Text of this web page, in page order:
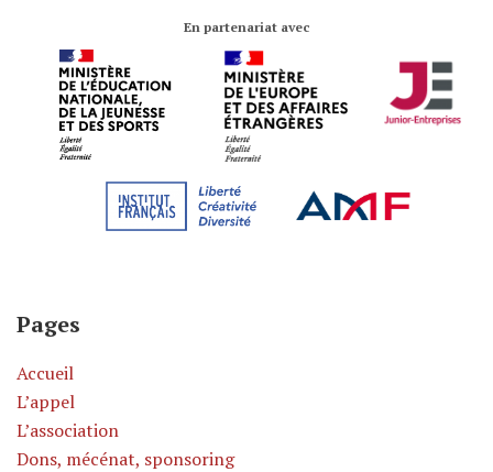
En partenariat avec
Pages
Accueil
L’appel
L’association
Dons, mécénat, sponsoring